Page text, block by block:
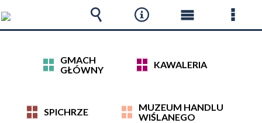
GMACH
GŁÓWNY
KAWALERIA
SPICHRZE
MUZEUM HANDLU
WIŚLANEGO
Wyszukiwarka
Narzędzia
Menu Menu